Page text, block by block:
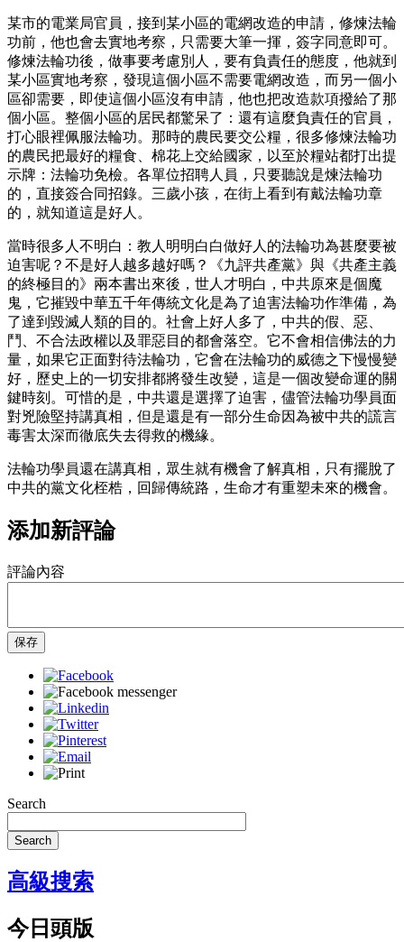
某市的電業局官員，接到某小區的電網改造的申請，修煉法輪
功前，他也會去實地考察，只需要大筆一揮，簽字同意即可。
修煉法輪功後，做事要考慮別人，要有負責任的態度，他就到
某小區實地考察，發現這個小區不需要電網改造，而另一個小
區卻需要，即使這個小區沒有申請，他也把改造款項撥給了那
個小區。整個小區的居民都驚呆了：還有這麼負責任的官員，
打心眼裡佩服法輪功。那時的農民要交公糧，很多修煉法輪功
的農民把最好的糧食、棉花上交給國家，以至於糧站都打出提
示牌：法輪功免檢。各單位招聘人員，只要聽說是煉法輪功
的，直接簽合同招錄。三歲小孩，在街上看到有戴法輪功章
的，就知道這是好人。
當時很多人不明白：教人明明白白做好人的法輪功為甚麼要被
迫害呢？不是好人越多越好嗎？《九評共產黨》與《共產主義
的終極目的》兩本書出來後，世人才明白，中共原來是個魔
鬼，它摧毀中華五千年傳統文化是為了迫害法輪功作準備，為
了達到毀滅人類的目的。社會上好人多了，中共的假、惡、
鬥、不合法政權以及罪惡目的都會落空。它不會相信佛法的力
量，如果它正面對待法輪功，它會在法輪功的威德之下慢慢變
好，歷史上的一切安排都將發生改變，這是一個改變命運的關
鍵時刻。可惜的是，中共還是選擇了迫害，儘管法輪功學員面
對兇險堅持講真相，但是還是有一部分生命因為被中共的謊言
毒害太深而徹底失去得救的機緣。
法輪功學員還在講真相，眾生就有機會了解真相，只有擺脫了
中共的黨文化桎梏，回歸傳統路，生命才有重塑未來的機會。
添加新評論
評論內容
保存
Search
Search
高級搜索
今日頭版